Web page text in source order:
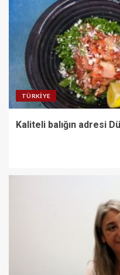
TÜRKIYE
Kaliteli balığın adresi